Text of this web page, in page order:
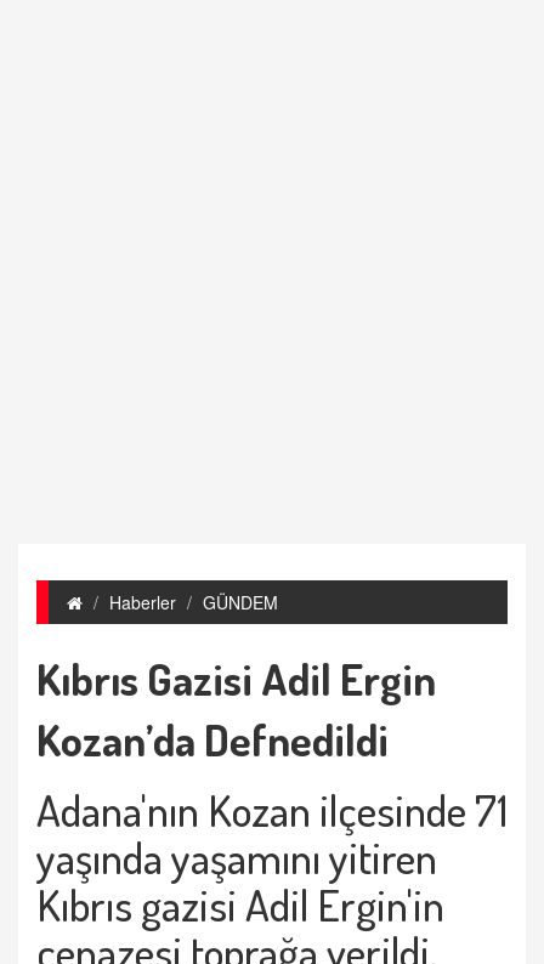
Haberler GÜNDEM
Kıbrıs Gazisi Adil Ergin
Kozan’da Defnedildi
Adana'nın Kozan ilçesinde 71
yaşında yaşamını yitiren
Kıbrıs gazisi Adil Ergin'in
cenazesi toprağa verildi.